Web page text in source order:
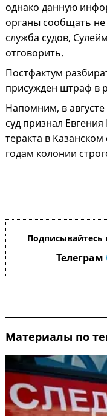
однако данную
органы сообщать
служба судов,
отговорить.
Постфактум
присужден штраф в
Напомним, в
суд признал
теракта в
годам колонии
Подписывайтесь
Телеграм
Материалы по